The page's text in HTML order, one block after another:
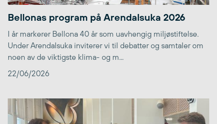
Bellonas program på Arendalsuka 2026
I år markerer Bellona 40 år som uavhengig miljøstiftelse.
Under Arendalsuka inviterer vi til debatter og samtaler om
noen av de viktigste klima- og m...
22/06/2026